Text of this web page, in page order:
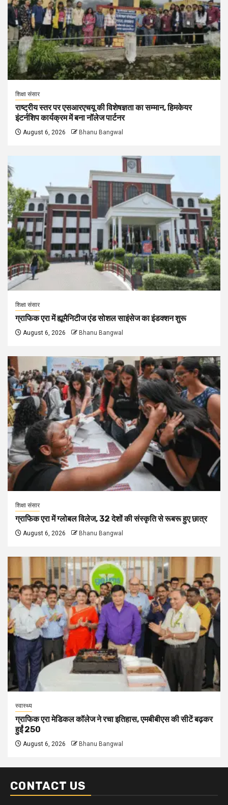
शिक्षा संसार
राष्ट्रीय स्तर पर एसआरएचयू की विशेषज्ञता का सम्मान, हिमकेयर
इंटर्नशिप कार्यक्रम में बना नॉलेज पार्टनर
August 6, 2026 Bhanu Bangwal
शिक्षा संसार
ग्राफिक एरा में ह्यूमैनिटीज एंड सोशल साइंसेज का इंडक्शन शुरू
August 6, 2026 Bhanu Bangwal
शिक्षा संसार
ग्राफिक एरा में ग्लोबल विलेज, 32 देशों की संस्कृति से रूबरू हुए छात्र
August 6, 2026 Bhanu Bangwal
स्वास्थ्य
ग्राफिक एरा मेडिकल कॉलेज ने रचा इतिहास, एमबीबीएस की सीटें बढ़कर
हुईं 250
August 6, 2026 Bhanu Bangwal
CONTACT US